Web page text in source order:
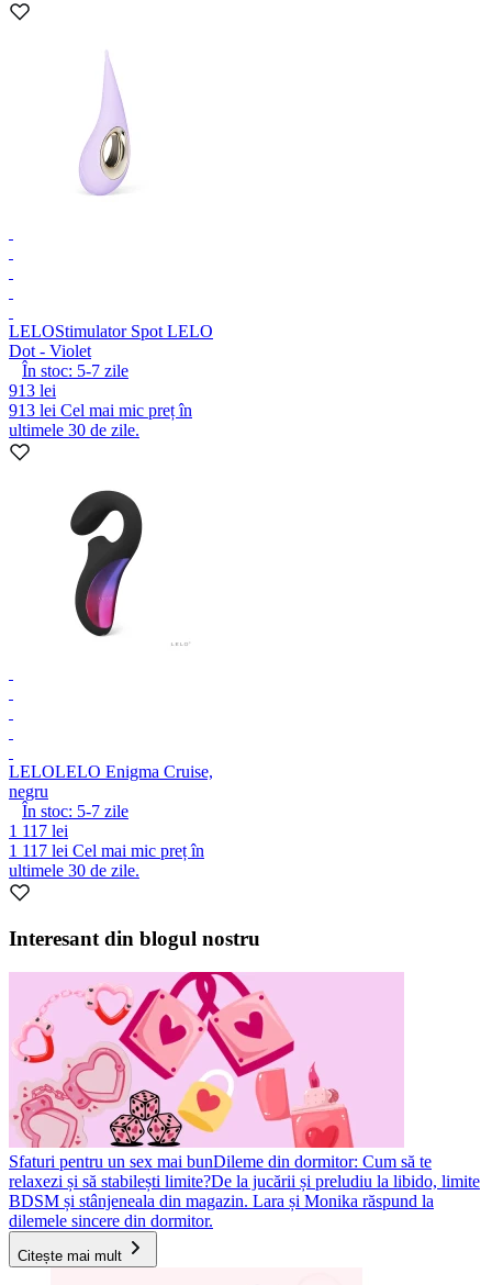
LELOStimulator Spot LELO
Dot - Violet
În stoc: 5-7 zile
913 lei
913 lei Cel mai mic preț în
ultimele 30 de zile.
LELOLELO Enigma Cruise,
negru
În stoc: 5-7 zile
1 117 lei
1 117 lei Cel mai mic preț în
ultimele 30 de zile.
Interesant din blogul nostru
Sfaturi pentru un sex mai bunDileme din dormitor: Cum să te
relaxezi și să stabilești limite?De la jucării și preludiu la libido, limite
BDSM și stânjeneala din magazin. Lara și Monika răspund la
dilemele sincere din dormitor.
Citește mai mult